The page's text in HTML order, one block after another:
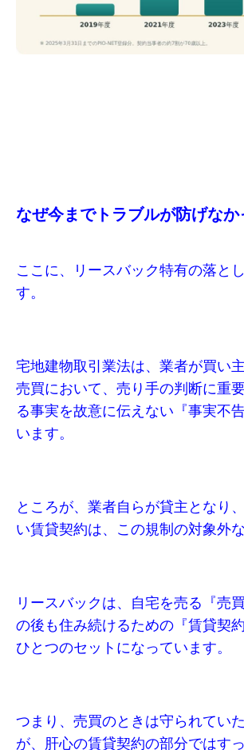
なぜ今までトラブルが防げなか
ここに、リースバック特有の落と
す。
宅地建物取引業法は、業者が買い
売買において、売り手の判断に重
る事実を故意に伝えない『事実不
います。
ところが、業者自らが貸主となり
い賃貸契約は、この規制の対象外な
リースバックは、自宅を売る『売
の後も住み続けるための『賃貸契
ひとつのセットになっています。
つまり、売買のときは守られてい
が、肝心の賃貸契約の部分ではす